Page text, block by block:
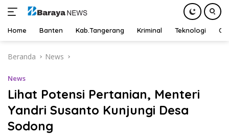
Home Banten Kab.Tangerang Kriminal Teknologi
Beranda News
News
Lihat Potensi Pertanian, Menteri
Yandri Susanto Kunjungi Desa
Sodong